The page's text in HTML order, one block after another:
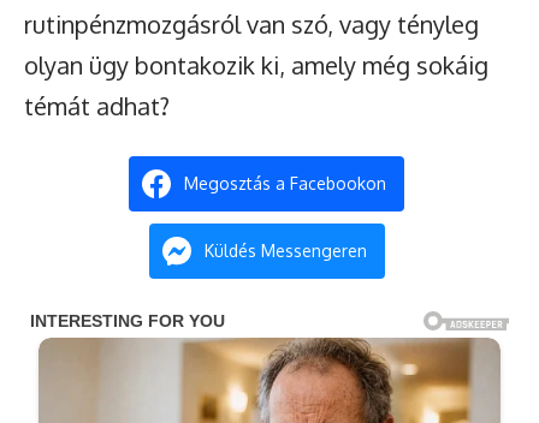
rutinpénzmozgásról van szó, vagy tényleg
olyan ügy bontakozik ki, amely még sokáig
témát adhat?
Megosztás a Facebookon
Küldés Messengeren